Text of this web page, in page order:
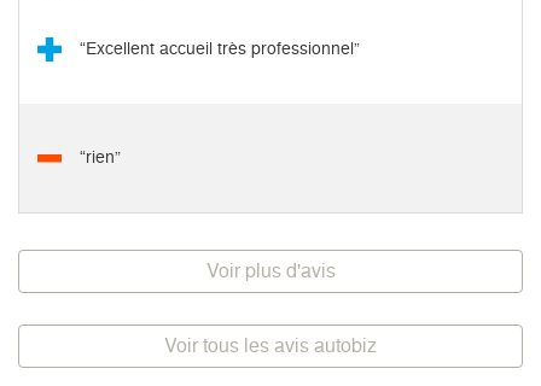
“Excellent accueil très professionnel”
“rien”
Voir plus d'avis
Voir tous les avis autobiz